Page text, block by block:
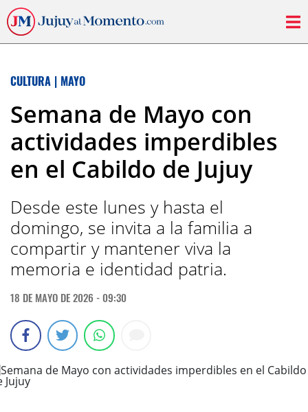
CULTURA | MAYO
Semana de Mayo con
actividades imperdibles
en el Cabildo de Jujuy
Desde este lunes y hasta el
domingo, se invita a la familia a
compartir y mantener viva la
memoria e identidad patria.
18 DE MAYO DE 2026 - 09:30